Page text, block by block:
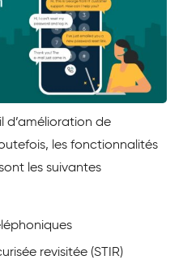
d’amélioration de
les fonctionnalités
les suivantes
revisitée (STIR)